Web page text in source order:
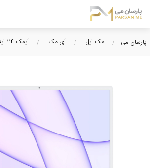
پارسان می مک اپل آی مک آیمک ۲۴ اینچ